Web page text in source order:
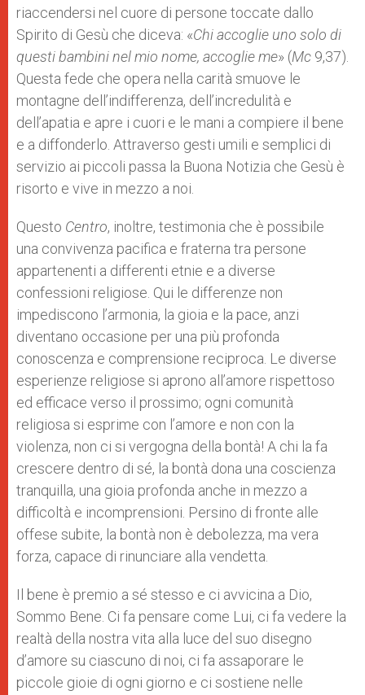
riaccendersi nel cuore di persone toccate dallo
Spirito di Gesù che diceva: «Chi accoglie uno solo di
questi bambini nel mio nome, accoglie me» (Mc 9,37).
Questa fede che opera nella carità smuove le
montagne dell’indifferenza, dell’incredulità e
dell’apatia e apre i cuori e le mani a compiere il bene
e a diffonderlo. Attraverso gesti umili e semplici di
servizio ai piccoli passa la Buona Notizia che Gesù è
risorto e vive in mezzo a noi.
Questo Centro, inoltre, testimonia che è possibile
una convivenza pacifica e fraterna tra persone
appartenenti a differenti etnie e a diverse
confessioni religiose. Qui le differenze non
impediscono l’armonia, la gioia e la pace, anzi
diventano occasione per una più profonda
conoscenza e comprensione reciproca. Le diverse
esperienze religiose si aprono all’amore rispettoso
ed efficace verso il prossimo; ogni comunità
religiosa si esprime con l’amore e non con la
violenza, non ci si vergogna della bontà! A chi la fa
crescere dentro di sé, la bontà dona una coscienza
tranquilla, una gioia profonda anche in mezzo a
difficoltà e incomprensioni. Persino di fronte alle
offese subite, la bontà non è debolezza, ma vera
forza, capace di rinunciare alla vendetta.
Il bene è premio a sé stesso e ci avvicina a Dio,
Sommo Bene. Ci fa pensare come Lui, ci fa vedere la
realtà della nostra vita alla luce del suo disegno
d’amore su ciascuno di noi, ci fa assaporare le
piccole gioie di ogni giorno e ci sostiene nelle